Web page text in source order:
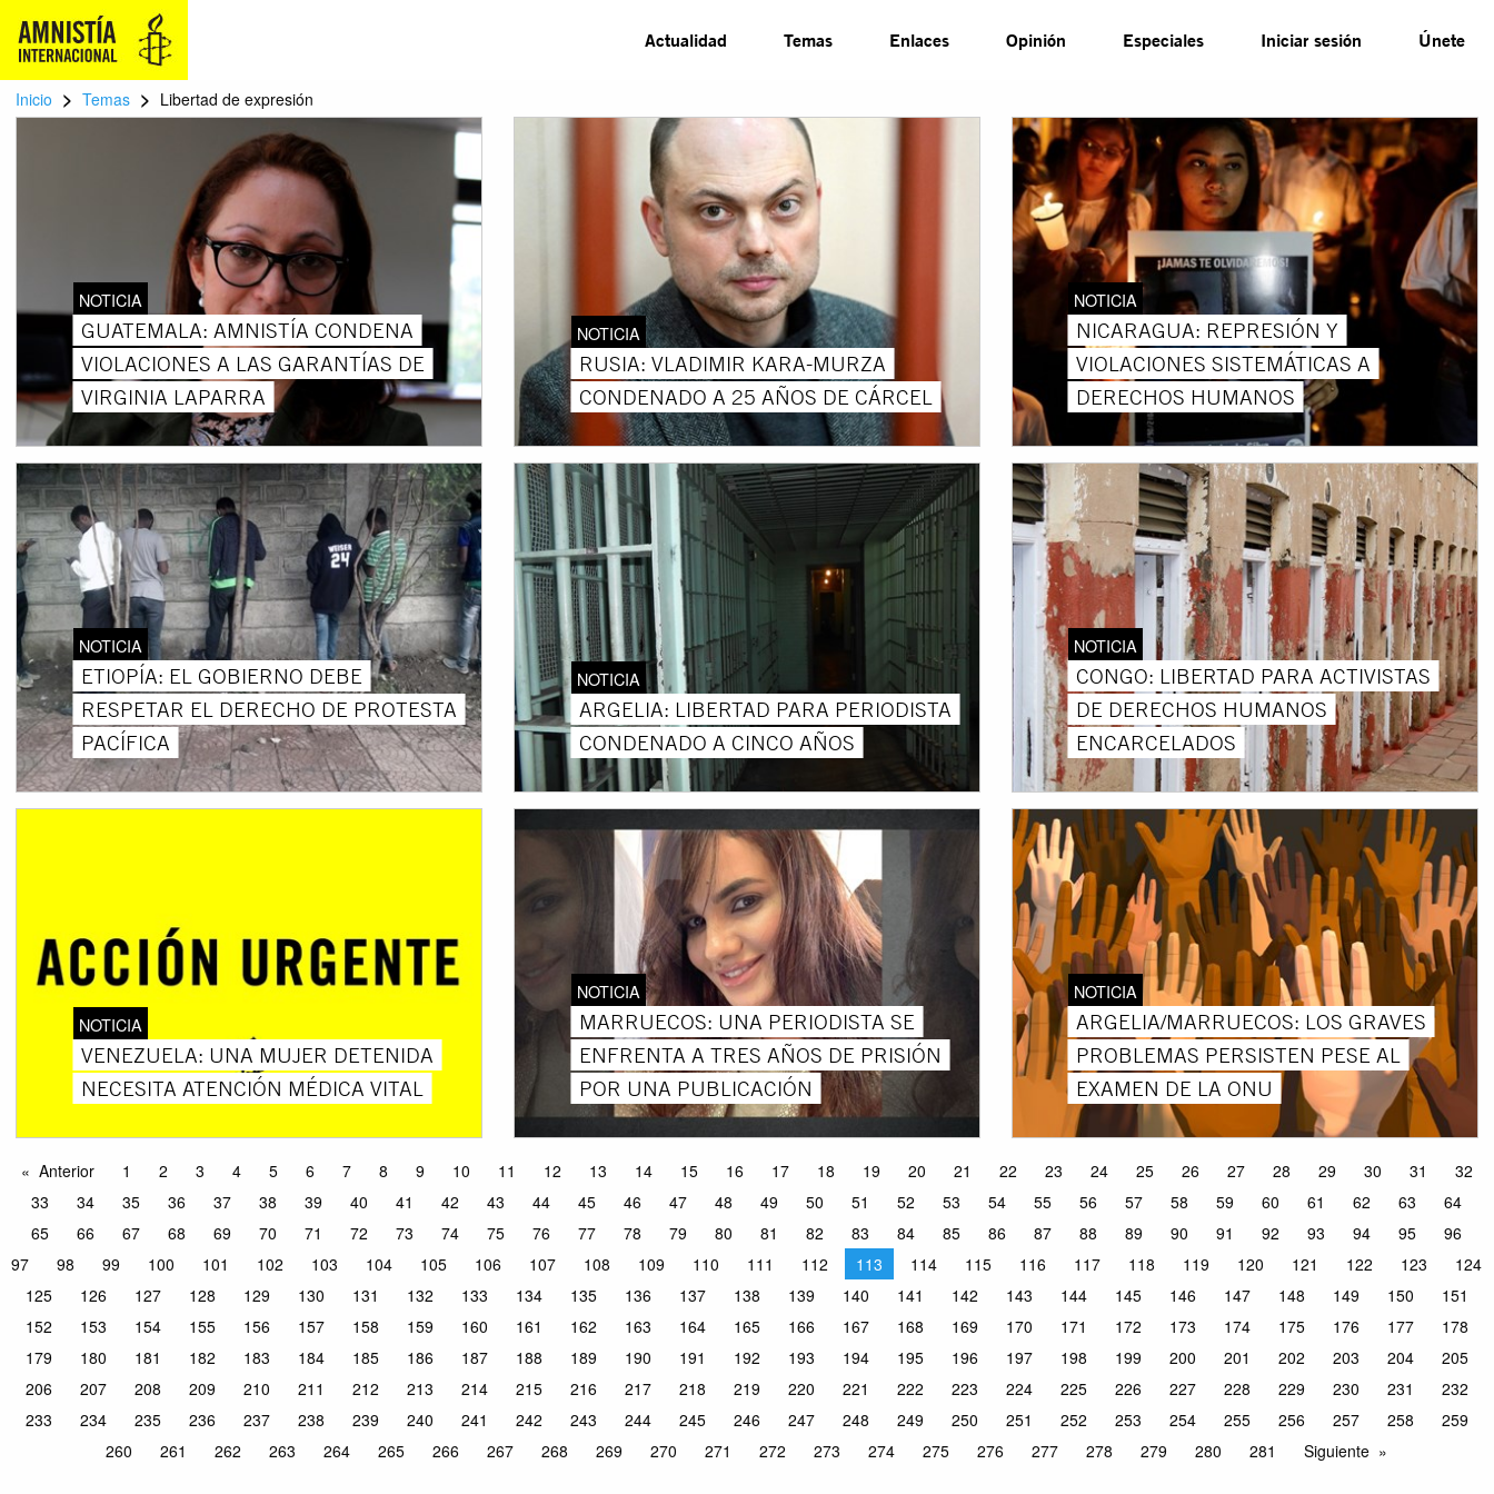
Actualidad Temas Enlaces Opinión Especiales Iniciar sesión Únete
Inicio > Temas > Libertad de expresión
NOTICIA
GUATEMALA: AMNISTÍA CONDENA
VIOLACIONES A LAS GARANTÍAS DE
VIRGINIA LAPARRA
NOTICIA
RUSIA: VLADIMIR KARA-MURZA
CONDENADO A 25 AÑOS DE CÁRCEL
NOTICIA
NICARAGUA: REPRESIÓN Y
VIOLACIONES SISTEMÁTICAS A
DERECHOS HUMANOS
NOTICIA
ETIOPÍA: EL GOBIERNO DEBE
RESPETAR EL DERECHO DE PROTESTA
PACÍFICA
NOTICIA
ARGELIA: LIBERTAD PARA PERIODISTA
CONDENADO A CINCO AÑOS
NOTICIA
CONGO: LIBERTAD PARA ACTIVISTAS
DE DERECHOS HUMANOS
ENCARCELADOS
NOTICIA
VENEZUELA: UNA MUJER DETENIDA
NECESITA ATENCIÓN MÉDICA VITAL
NOTICIA
MARRUECOS: UNA PERIODISTA SE
ENFRENTA A TRES AÑOS DE PRISIÓN
POR UNA PUBLICACIÓN
NOTICIA
ARGELIA/MARRUECOS: LOS GRAVES
PROBLEMAS PERSISTEN PESE AL
EXAMEN DE LA ONU
Anterior 1 2 3 4 5 6 7 8 9 10 11 12 13 14 15 16 17 18 19 20 21 22 23 24 25 26 27 28 29 30 31
32
33
34 35 36 37 38 39 40 41 42 43 44 45 46 47 48 49 50 51 52 53 54 55 56 57 58 59 60 61 62 63
64
65
66 67 68 69 70 71 72 73 74 75 76 77 78 79 80 81 82 83 84 85 86 87 88 89 90 91 92 93 94 95
96
97
98 99 100 101 102 103 104 105 106 107 108 109 110 111 112 113 114 115 116 117 118 119 120 121 122 123
124
125
126 127 128 129 130 131 132 133 134 135 136 137 138 139 140 141 142 143 144 145 146 147 148 149 150
151
152
153 154 155 156 157 158 159 160 161 162 163 164 165 166 167 168 169 170 171 172 173 174 175 176 177
178
179
180 181 182 183 184 185 186 187 188 189 190 191 192 193 194 195 196 197 198 199 200 201 202 203 204
205
206
207 208 209 210 211 212 213 214 215 216 217 218 219 220 221 222 223 224 225 226 227 228 229 230 231
232
233
234 235 236 237 238 239 240 241 242 243 244 245 246 247 248 249 250 251 252 253 254 255 256 257 258
259
260
261 262 263 264 265 266 267 268 269 270 271 272 273 274 275 276 277 278 279 280 281 Siguiente